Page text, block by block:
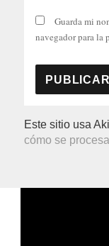
Guarda mi
navegador para la
Este sitio usa
cómo se